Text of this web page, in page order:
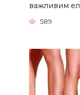
важливим
589